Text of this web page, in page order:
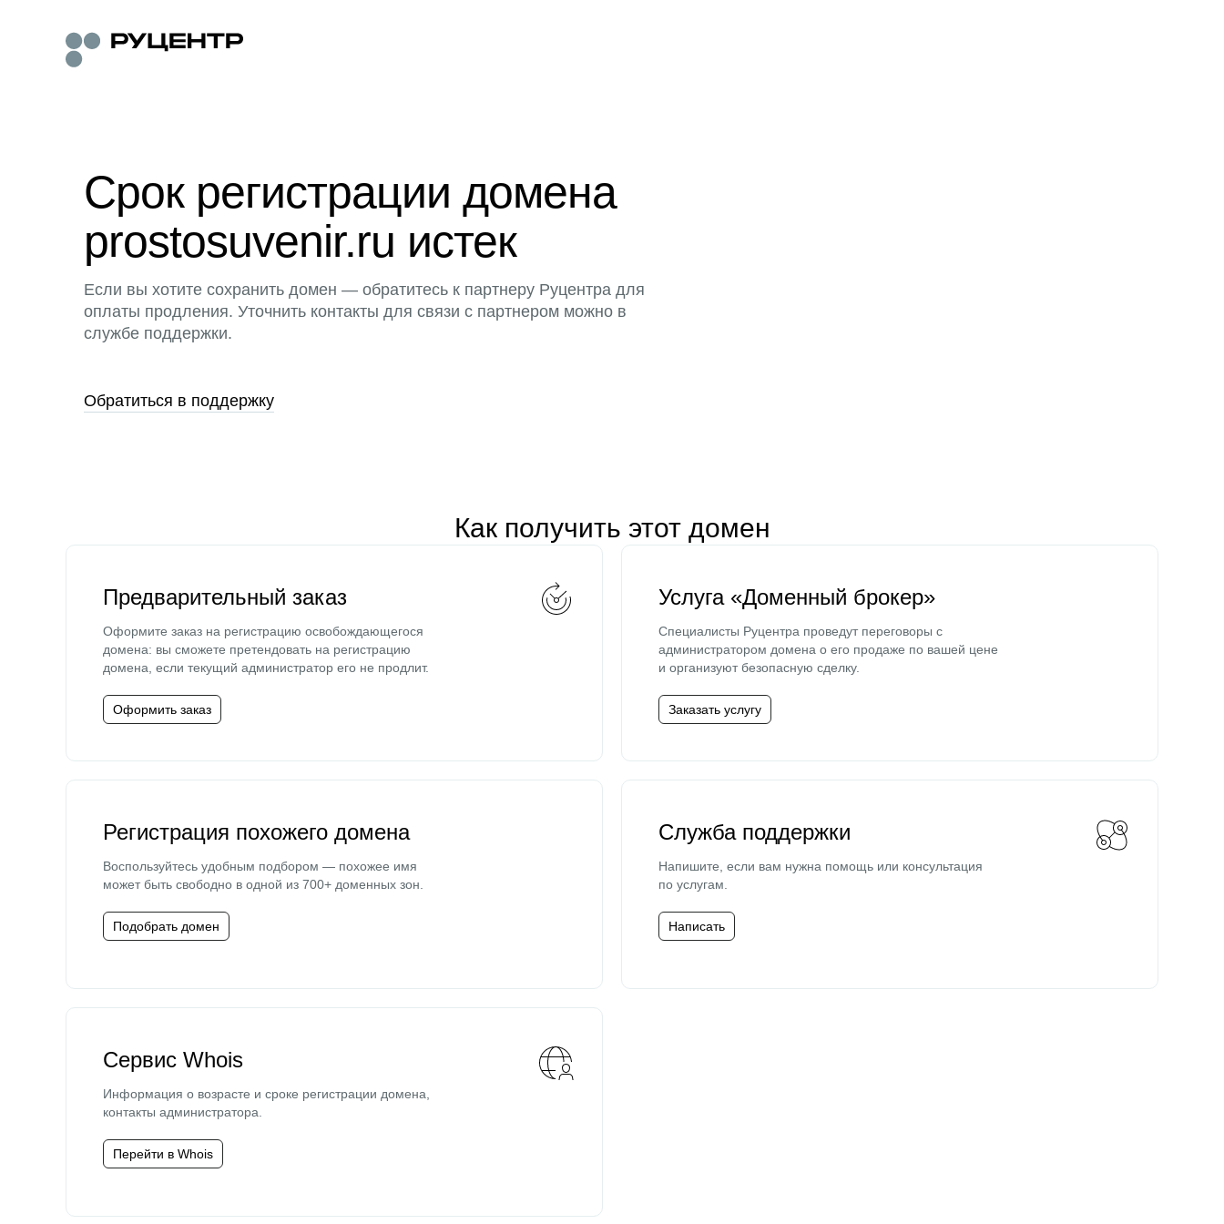
Срок регистрации домена
prostosuvenir.ru истек
Если вы хотите сохранить домен — обратитесь к партнеру Руцентра для
оплаты продления. Уточнить контакты для связи с партнером можно в
службе поддержки.
Обратиться в поддержку
Как получить этот домен
Предварительный заказ
Оформите заказ на регистрацию освобождающегося
домена: вы сможете претендовать на регистрацию
домена, если текущий администратор его не продлит.
Оформить заказ
Услуга «Доменный брокер»
Специалисты Руцентра проведут переговоры с
администратором домена о его продаже по вашей цене
и организуют безопасную сделку.
Заказать услугу
Регистрация похожего домена
Воспользуйтесь удобным подбором — похожее имя
может быть свободно в одной из 700+ доменных зон.
Подобрать домен
Служба поддержки
Напишите, если вам нужна помощь или консультация
по услугам.
Написать
Сервис Whois
Информация о возрасте и сроке регистрации домена,
контакты администратора.
Перейти в Whois